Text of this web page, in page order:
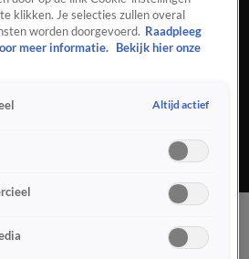
in de portemonnee:
duurder
de portemonnee: aardappelen en
klikken. Je selecties zullen overal
worden doorgevoerd. Raadpleeg
meer informatie.
Bekijk hier onze
Altijd actief